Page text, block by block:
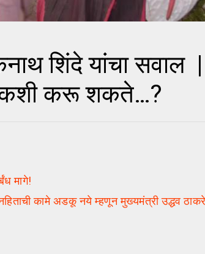
शिंदे यांचा सवाल
कशी करू शकते…?
मागे!
कामे अडकू नये म्हणून मुख्यमंत्री उद्धव ठाकरे